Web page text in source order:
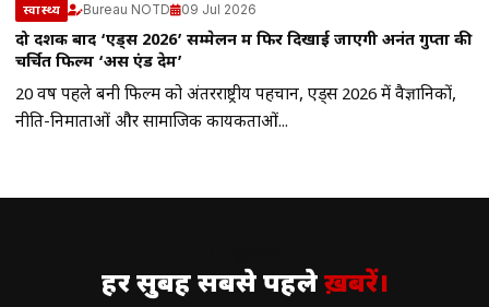
स्वास्थ्य Bureau NOTD 09 Jul 2026
दो दशक बाद ‘एड्स 2026’ सम्मेलन में फिर दिखाई जाएगी अनंत गुप्ता की
चर्चित फिल्म ‘अस एंड देम’
20 वर्ष पहले बनी फिल्म को अंतरराष्ट्रीय पहचान, एड्स 2026 में वैज्ञानिकों,
नीति-निर्माताओं और सामाजिक कार्यकर्ताओं...
हर सुबह सबसे पहलेख़बरें।